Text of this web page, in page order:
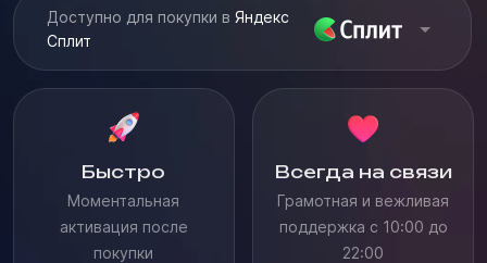
Доступно для покупки в Яндекс
Сплит
Быстро
Моментальная
активация после
покупки
Всегда на связи
Грамотная и вежливая
поддержка с 10:00 до
22:00